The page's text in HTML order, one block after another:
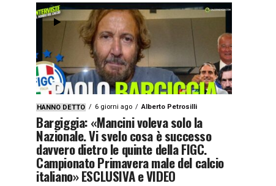
HANNO DETTO 6 giorni ago Alberto Petrosilli
Bargiggia: «Mancini voleva solo la
Nazionale. Vi svelo cosa è successo
davvero dietro le quinte della FIGC.
Campionato Primavera male del calcio
italiano» ESCLUSIVA e VIDEO